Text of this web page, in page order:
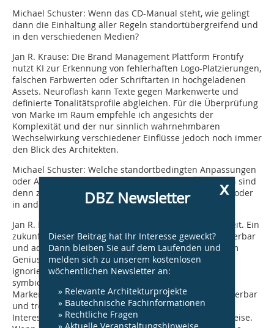
Michael Schuster: Wenn das CD-Manual steht, wie gelingt
dann die Einhaltung aller Regeln standortübergreifend und
in den verschiedenen Medien?
Jan R. Krause: Die Brand Management Plattform Frontify
nutzt KI zur Erkennung von fehlerhaften Logo-Platzierungen,
falschen Farbwerten oder Schriftarten in hochgeladenen
Assets. Neuroflash kann Texte gegen Markenwerte und
definierte Tonalitätsprofile abgleichen. Für die Überprüfung
von Marke im Raum empfehle ich angesichts der
Komplexität und der nur sinnlich wahrnehmbaren
Wechselwirkung verschiedener Einflüsse jedoch noch immer
den Blick des Architekten.
Michael Schuster: Welche standortbedingten Anpassungen
oder Abweichungen vom definierten Corporate Design sind
denn zulässig – zum Beispiel beim Bauen im Bestand oder
in anderen Kulturkreisen?
Jan R. Krause:
Im Kern geht es um Wiedererkennbarkeit. Ein
zukunftsfähiges Corporate Design Konzept muss skalierbar
und adaptierbar sein. Gute Architektur ist geprägt vom
Genius­ Loci. Der Ort darf durch ein Markenbild nicht
ignoriert werden, sondern sollte sich idealerweise
symbiotisch miteinander verbinden. Gute
Markenarchitektur ist nicht Störfaktor, sondern integrierbar
und trotzdem eigenständig und identitätsstiftend.
Interessant wird die Übertragung auf andere Kulturkreise.
x
DBZ Newsletter
Dieser Beitrag hat Ihr Interesse geweckt?
Dann bleiben Sie auf dem Laufenden und
melden sich zu unserem kostenlosen
wöchentlichen Newsletter an:
» Relevante Architekturprojekte
» Bautechnische Fachinformationen
» Rechtliche Fragen
» Aktuelle Veranstaltungshinweise